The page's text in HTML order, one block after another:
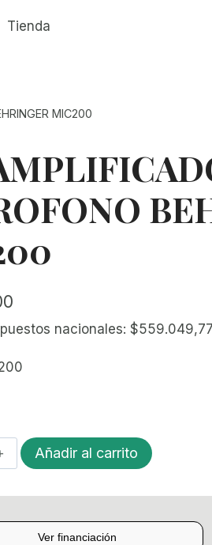
Tienda
MIC200
nacionales: $559.049,77
Añadir al carrito